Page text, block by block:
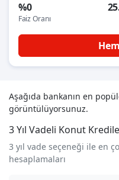
%0
Faiz Oranı
Aşağıda bankanın en
görüntülüyorsunuz.
3 Yıl Vadeli Konut
3 yıl vade seçeneği ile en
hesaplamaları